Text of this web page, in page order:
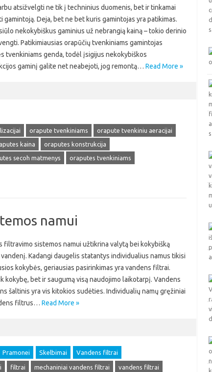
atsižvelgti ne tik į techninius duomenis, bet ir tinkamai
gamintoją. Deja, bet ne bet kuris gamintojas yra patikimas.
nekokybiškus gaminius už nebrangią kainą – tokio derinio
Patikimiausias orapūčių tvenkiniams gamintojas
tvenkiniams genda, todėl įsigijus nekokybiškos
gaminį galite net neabejoti, jog remontą… Read More »
orapute tvenkiniams
orapute tvenkiniu aeracijai
kaina
oraputes konstrukcija
secoh matmenys
oraputes tvenkiniams
namui
filtravimo sistemos namui užtikrina valytą bei kokybišką
Kadangi daugelis statantys individualius namus tikisi
kokybės, geriausias pasirinkimas yra vandens filtrai.
bet ir saugumą visą naudojimo laikotarpį. Vandens
šaltinis yra vis kitokios sudėties. Individualių namų gręžiniai
filtrus… Read More »
Pramonei Skelbimai Vandens filtrai
filtrai mechaniniai vandens filtrai
vandens filtrai